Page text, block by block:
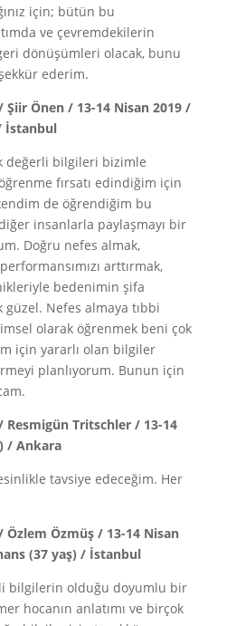
için; bütün bu
ve çevremdekilerin
dönüşümleri olacak, bunu
ederim.
Önen / 13-14 Nisan 2019 /
İstanbul
değerli bilgileri bizimle
fırsatı edindiğim için
de öğrendiğim bu
insanlarla paylaşmayı bir
Doğru nefes almak,
arttırmak,
bedenimin şifa
güzel. Nefes almaya tıbbi
olarak öğrenmek beni çok
için yararlı olan bilgiler
planlıyorum. Bunun için
Resmigün Tritschler / 13-14
/ Ankara
tavsiye edeceğim. Her
Özmüş / 13-14 Nisan
(37 yaş) / İstanbul
bilgilerin olduğu doyumlu bir
hocanın anlatımı ve birçok